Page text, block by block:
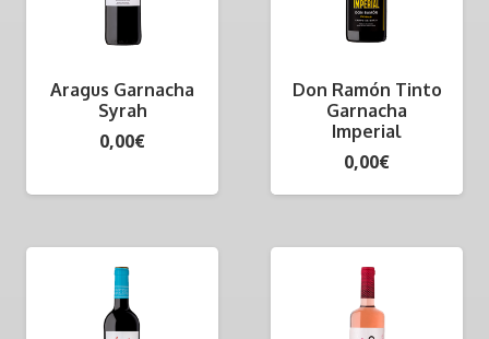
Aragus Garnacha
Syrah
0,00€
Don Ramón Tinto
Garnacha
Imperial
0,00€